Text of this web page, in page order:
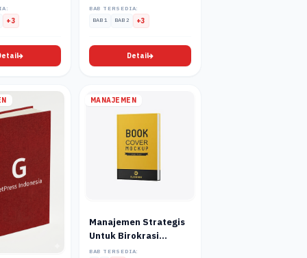
+3
Keputusan
BAB TERSEDIA:
BAB 1
BAB 2 +3
Detail
MANAJEMEN
Manajemen Strategis
Untuk Birokrasi
Modern
BAB TERSEDIA: